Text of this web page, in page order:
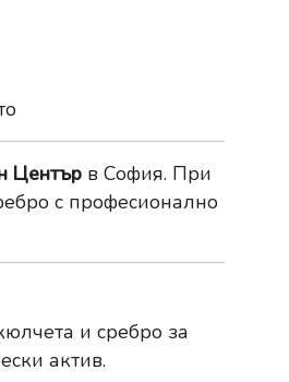
Център в София. При
с професионално
и сребро за
актив.